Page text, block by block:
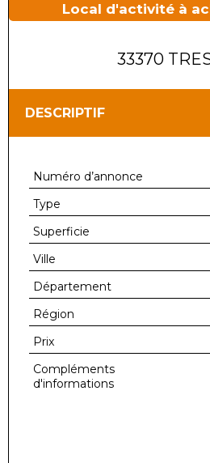
Local d'activité à
33370
DESCRIPTIF
Numéro d’annonce
Type
Superficie
Ville
Département
Région
Prix
Compléments
d'informations